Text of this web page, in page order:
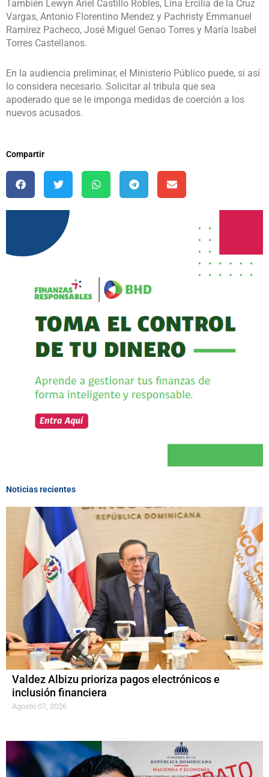
También Lewyn Ariel Castillo Robles, Lina Ercilia de la Cruz
Vargas, Antonio Florentino Mendez y Pachristy Emmanuel
Ramírez Pacheco, José Miguel Genao Torres y María Isabel
Torres Castellanos.
En la audiencia preliminar, el Ministerio Público puede, si así
lo considera necesario. Solicitar al tribula que sea
apoderado que se le imponga medidas de coerción a los
nuevos acusados.
Compartir
Noticias recientes
Valdez Albizu prioriza pagos electrónicos e
inclusión financiera
Agosto 07, 2026